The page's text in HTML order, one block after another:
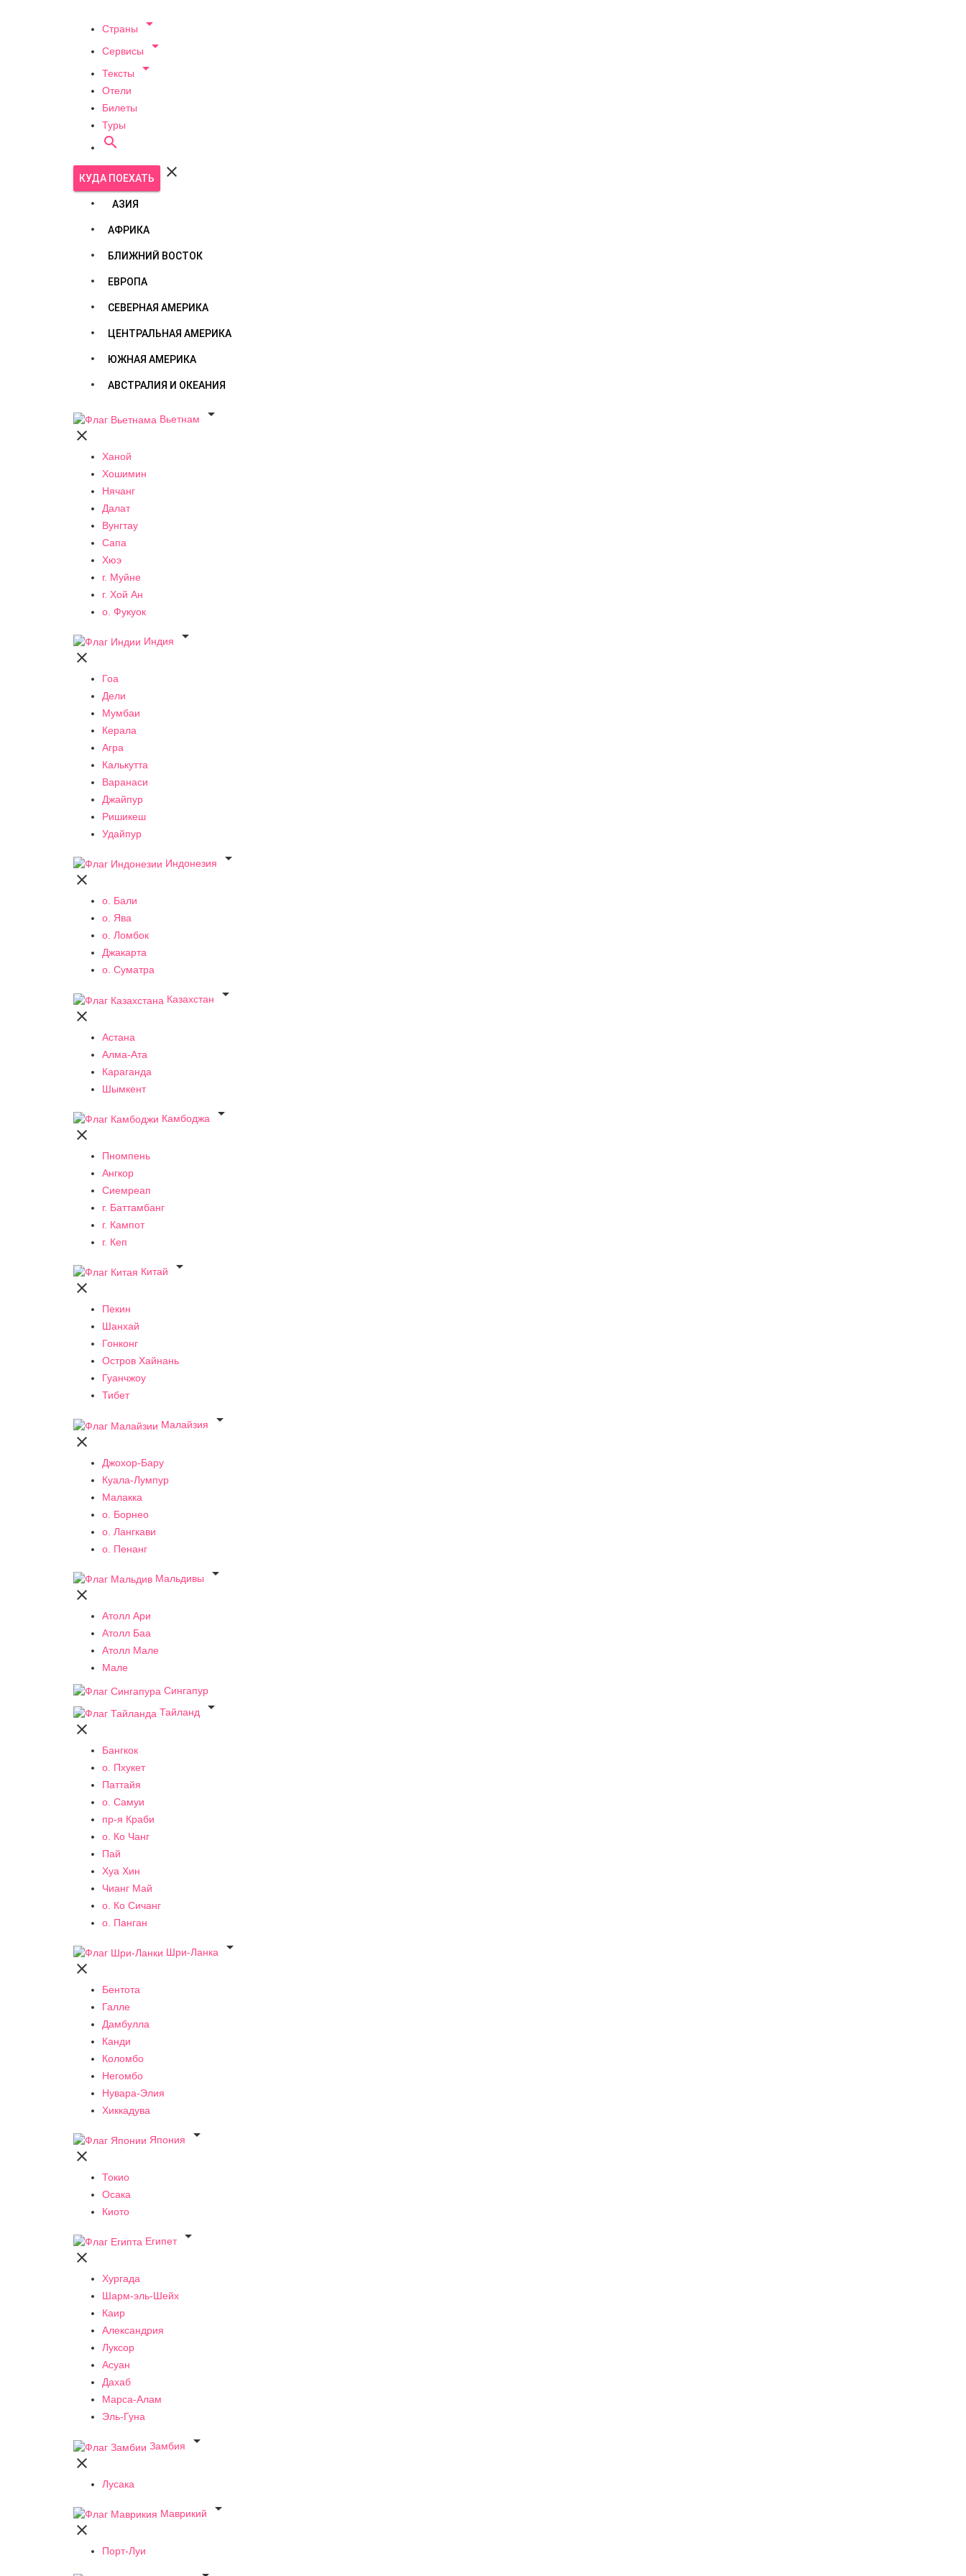
Страны 
Сервисы 
Тексты 
Отели
Билеты
Туры

КУДА ПОЕХАТЬ 
АЗИЯ
АФРИКА
БЛИЖНИЙ ВОСТОК
ЕВРОПА
СЕВЕРНАЯ АМЕРИКА
ЦЕНТРАЛЬНАЯ АМЕРИКА
ЮЖНАЯ АМЕРИКА
АВСТРАЛИЯ И ОКЕАНИЯ
Вьетнам


Ханой
Хошимин
Нячанг
Далат
Вунгтау
Сапа
Хюэ
г. Муйне
г. Хой Ан
о. Фукуок
Индия


Гоа
Дели
Мумбаи
Керала
Агра
Калькутта
Варанаси
Джайпур
Ришикеш
Удайпур
Индонезия


о. Бали
о. Ява
о. Ломбок
Джакарта
о. Суматра
Казахстан


Астана
Алма-Ата
Караганда
Шымкент
Камбоджа


Пномпень
Ангкор
Сиемреап
г. Баттамбанг
г. Кампот
г. Кеп
Китай


Пекин
Шанхай
Гонконг
Остров Хайнань
Гуанчжоу
Тибет
Малайзия


Джохор-Бару
Куала-Лумпур
Малакка
о. Борнео
о. Лангкави
о. Пенанг
Мальдивы


Атолл Ари
Атолл Баа
Атолл Мале
Мале
Сингапур
Тайланд


Бангкок
о. Пхукет
Паттайя
о. Самуи
пр-я Краби
о. Ко Чанг
Пай
Хуа Хин
Чианг Май
о. Ко Сичанг
о. Панган
Шри-Ланка


Бентота
Галле
Дамбулла
Канди
Коломбо
Негомбо
Нувара-Элия
Хиккадува
Япония


Токио
Осака
Киото
Египет


Хургада
Шарм-эль-Шейх
Каир
Александрия
Луксор
Асуан
Дахаб
Марса-Алам
Эль-Гуна
Замбия


Лусака
Маврикий


Порт-Луи